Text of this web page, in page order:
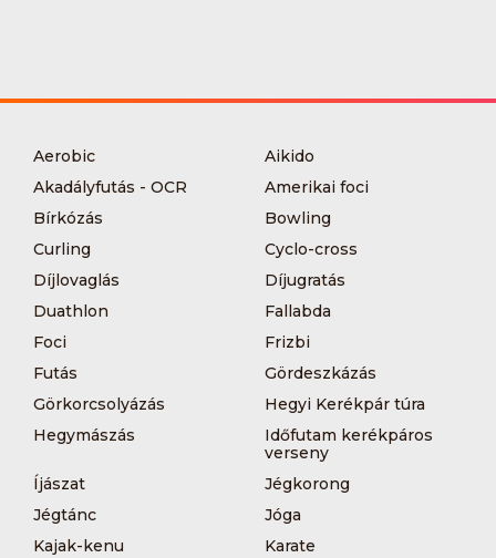
Aerobic
Aikido
Akadályfutás - OCR
Amerikai foci
Bírkózás
Bowling
Curling
Cyclo-cross
Díjlovaglás
Díjugratás
Duathlon
Fallabda
Foci
Frizbi
Futás
Gördeszkázás
Görkorcsolyázás
Hegyi Kerékpár túra
Hegymászás
Időfutam kerékpáros
verseny
Íjászat
Jégkorong
Jégtánc
Jóga
Kajak-kenu
Karate